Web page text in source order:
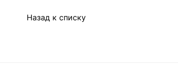
Назад к списку